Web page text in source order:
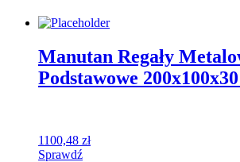
Manutan Regały
Podstawowe
1100,48 zł
Sprawdź